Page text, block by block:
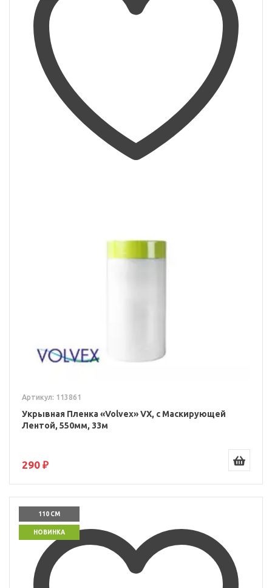
Артикул: 113861
Укрывная Пленка «Volvex» VX, с Маскирующей
Лентой, 550мм, 33м
290 ₽
110 СМ
НОВИНКА